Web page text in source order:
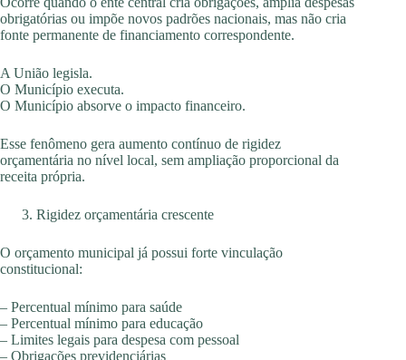
obrigatórias ou impõe novos padrões nacionais, mas não cria
fonte permanente de financiamento correspondente.
A União legisla.
O Município executa.
O Município absorve o impacto financeiro.
Esse fenômeno gera aumento contínuo de rigidez
orçamentária no nível local, sem ampliação proporcional da
receita própria.
Rigidez orçamentária crescente
O orçamento municipal já possui forte vinculação
constitucional:
– Percentual mínimo para saúde
– Percentual mínimo para educação
– Limites legais para despesa com pessoal
– Obrigações previdenciárias